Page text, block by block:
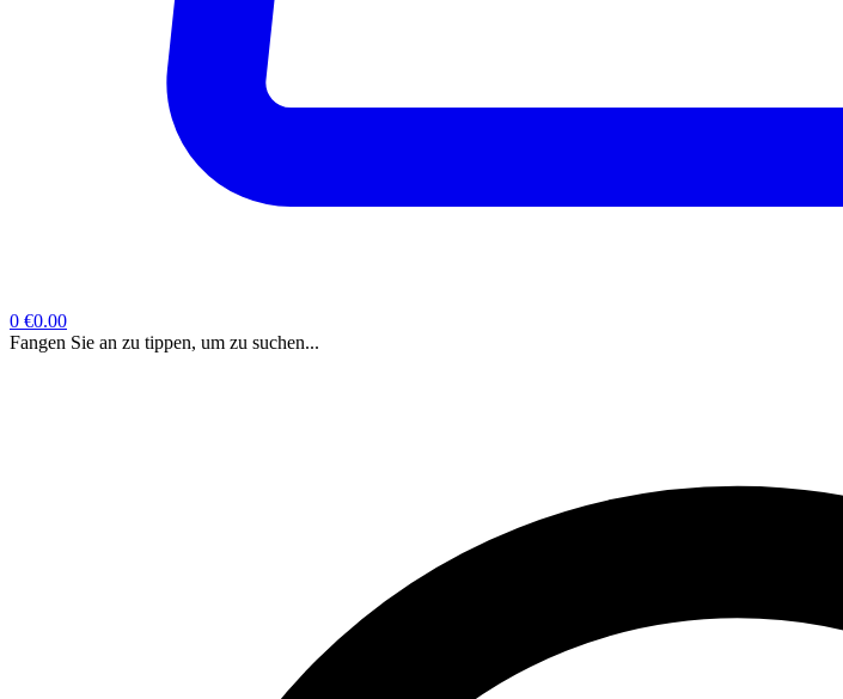
0 €0.00
Fangen Sie an zu tippen, um zu suchen...